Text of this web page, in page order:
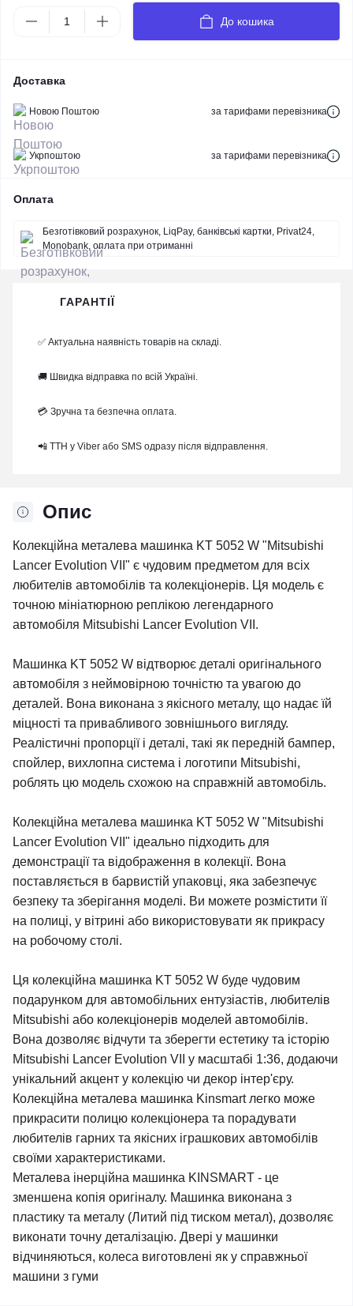
До кошика
Доставка
Новою Поштою за тарифами перевізника
Укрпоштою за тарифами перевізника
Оплата
Безготівковий розрахунок, LiqPay, банківські картки, Privat24,
Monobank, оплата при отриманні
Опис
Колекційна металева машинка KT 5052 W "Mitsubishi
Lancer Evolution VII" є чудовим предметом для всіх
любителів автомобілів та колекціонерів. Ця модель є
точною мініатюрною реплікою легендарного
автомобіля Mitsubishi Lancer Evolution VII.
Машинка KT 5052 W відтворює деталі оригінального
автомобіля з неймовірною точністю та увагою до
деталей. Вона виконана з якісного металу, що надає їй
міцності та привабливого зовнішнього вигляду.
Реалістичні пропорції і деталі, такі як передній бампер,
спойлер, вихлопна система і логотипи Mitsubishi,
роблять цю модель схожою на справжній автомобіль.
Колекційна металева машинка KT 5052 W "Mitsubishi
Lancer Evolution VII" ідеально підходить для
демонстрації та відображення в колекції. Вона
поставляється в барвистій упаковці, яка забезпечує
безпеку та зберігання моделі. Ви можете розмістити її
на полиці, у вітрині або використовувати як прикрасу
на робочому столі.
Ця колекційна машинка KT 5052 W буде чудовим
подарунком для автомобільних ентузіастів, любителів
Mitsubishi або колекціонерів моделей автомобілів.
Вона дозволяє відчути та зберегти естетику та історію
Mitsubishi Lancer Evolution VII у масштабі 1:36, додаючи
унікальний акцент у колекцію чи декор інтер'єру.
Колекційна металева машинка Kinsmart легко може
прикрасити полицю колекціонера та порадувати
любителів гарних та якісних іграшкових автомобілів
своїми характеристиками.
Металева інерційна машинка KINSMART - це
зменшена копія оригіналу. Машинка виконана з
пластику та металу (Литий під тиском метал), дозволяє
виконати точну деталізацію. Двері у машинки
відчиняються, колеса виготовлені як у справжньої
машини з гуми
ГАРАНТІЇ
✅ Актуальна наявність товарів на складі.
🚚 Швидка відправка по всій Україні.
💳 Зручна та безпечна оплата.
📲 ТТН у Viber або SMS одразу після відправлення.